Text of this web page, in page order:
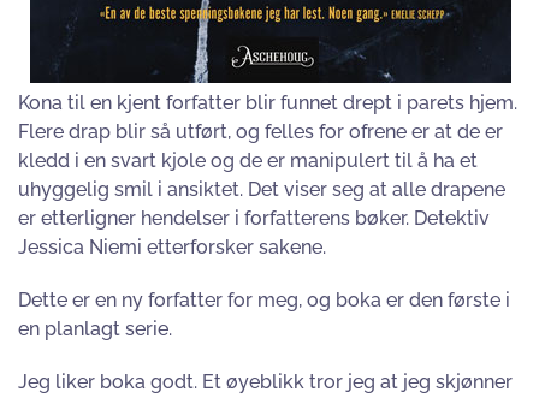
Kona til en kjent forfatter blir funnet drept i parets hjem.
Flere drap blir så utført, og felles for ofrene er at de er
kledd i en svart kjole og de er manipulert til å ha et
uhyggelig smil i ansiktet. Det viser seg at alle drapene
er etterligner hendelser i forfatterens bøker. Detektiv
Jessica Niemi etterforsker sakene.
Dette er en ny forfatter for meg, og boka er den første i
en planlagt serie.
Jeg liker boka godt. Et øyeblikk tror jeg at jeg skjønner